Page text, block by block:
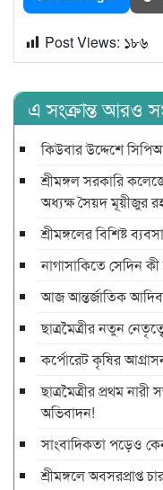
Post Views: ১৮৬
এ সংক্রান্ত আরও
কিউবার উদ্দেশে
শ্রীমঙ্গল সরকারি
অধ্যক্ষ সৈয়দ মূয়ীজুর
শ্রীমঙ্গলের বিশিষ্ট
নাগাসাকিতে সেদিন
আজ আন্তর্জাতিক
ছাত্রমৈত্রীর নতুন
কর্পোরেট কৃষির
ছাত্রমৈত্রীর প্রথম
অ‌ভিবাদন!
সাংবাদিকতা পড়েও
শ্রীমঙ্গলে অবসরপ্রাপ্ত